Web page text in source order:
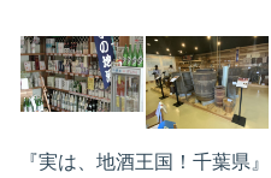
『実は、地酒王国！千葉県』